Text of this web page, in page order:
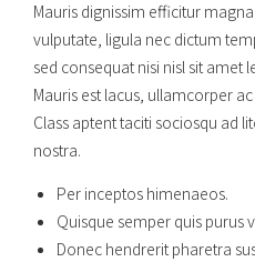
Mauris dignissim efficitur
vulputate, ligula nec dictum
sed consequat nisi nisl sit amet
Mauris est lacus, ullamcorper
Class aptent taciti sociosqu ad
nostra.
Per inceptos himenaeos.
Quisque semper quis purus
Donec hendrerit pharetra